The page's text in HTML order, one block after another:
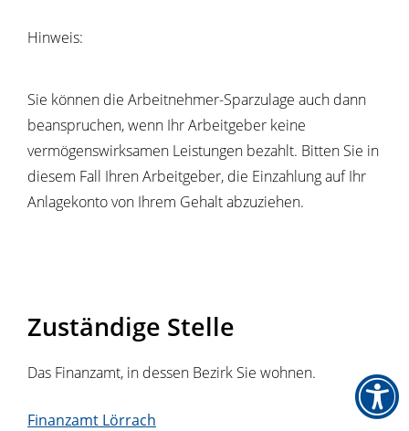
Hinweis:
Sie können die Arbeitnehmer-Sparzulage auch dann
beanspruchen, wenn Ihr Arbeitgeber keine
vermögenswirksamen Leistungen bezahlt. Bitten Sie in
diesem Fall Ihren Arbeitgeber, die Einzahlung auf Ihr
Anlagekonto von Ihrem Gehalt abzuziehen.
Zuständige Stelle
Das Finanzamt, in dessen Bezirk Sie wohnen.
Finanzamt Lörrach